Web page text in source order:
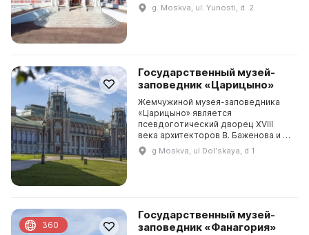
Усадьба, принадлежавшая графам
Шереметевым, предназначалась
g. Moskva, ul. Yunosti, d. 2
Государственный музей-
заповедник «Царицыно»
Жемчужиной музея-заповедника
«Царицыно» является
псевдоготический дворец XVIII
века архитекторов В. Баженова и М.
Казакова, самый крупный в Европе.
Окружает его уникальный парковый
g Moskva, ul Dolʹskaya, d 1
Государственный музей-
заповедник «Фанагория»
360